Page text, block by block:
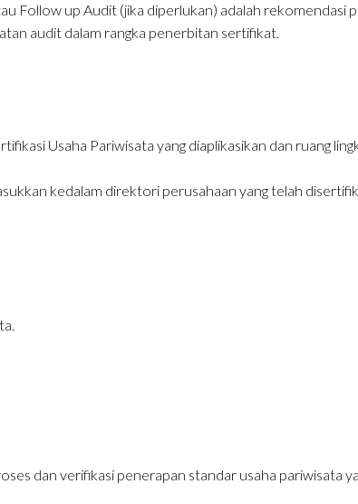
Follow up Audit (jika diperlukan) adalah rekomendasi
audit dalam rangka penerbitan sertifikat.
Usaha Pariwisata yang diaplikasikan dan ruang
kedalam direktori perusahaan yang telah
dan verifikasi penerapan standar usaha pariwisata